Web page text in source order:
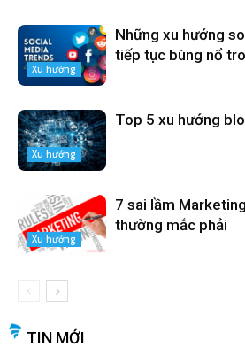
Xu hướng
Những xu hướng
tiếp tục bùng nổ
Xu hướng
Top 5 xu hướng
Xu hướng
7 sai lầm
thường mắc phải
TIN MỚI